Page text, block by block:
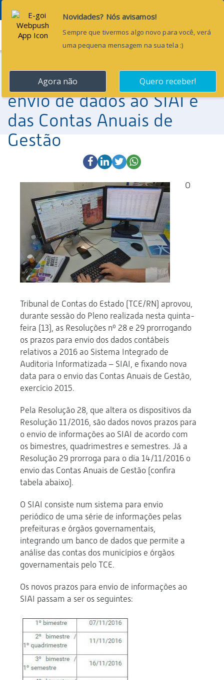
Menu
13 de outubro de 2016
prorrogam prazos para
envio de dados ao SIAI e
das Contas Anuais de
Gestão
O
Tribunal de Contas do Estado (TCE/RN) aprovou,
durante sessão do Pleno realizada nesta quinta-
feira (13), as Resoluções nº 28 e 29 prorrogando
os prazos para envio dos dados contábeis
relativos a 2016 ao Sistema Integrado de
Auditoria Informatizada – SIAI, e fixando nova
data para o envio das Contas Anuais de Gestão,
exercício 2015.
Pela Resolução 28, que altera os dispositivos da
Resolução 11/2016, são dados novos prazos para
o envio de informações ao SIAI de acordo com
os bimestres, quadrimestres e semestres. Já a
Resolução 29 prorroga para o dia 14/11/2016 o
envio das Contas Anuais de Gestão (confira
tabela abaixo).
O SIAI consiste num sistema para envio
periódico de uma série de informações pelas
prefeituras e órgãos governamentais,
integrando um banco de dados que permite a
análise das contas dos municípios e órgãos
governamentais pelo TCE.
Os novos prazos para envio de informações ao
SIAI passam a ser os seguintes: